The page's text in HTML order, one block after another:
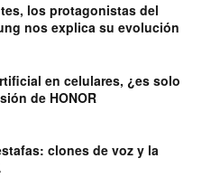
los protagonistas del
nos explica su evolución
en celulares, ¿es solo
de HONOR
clones de voz y la